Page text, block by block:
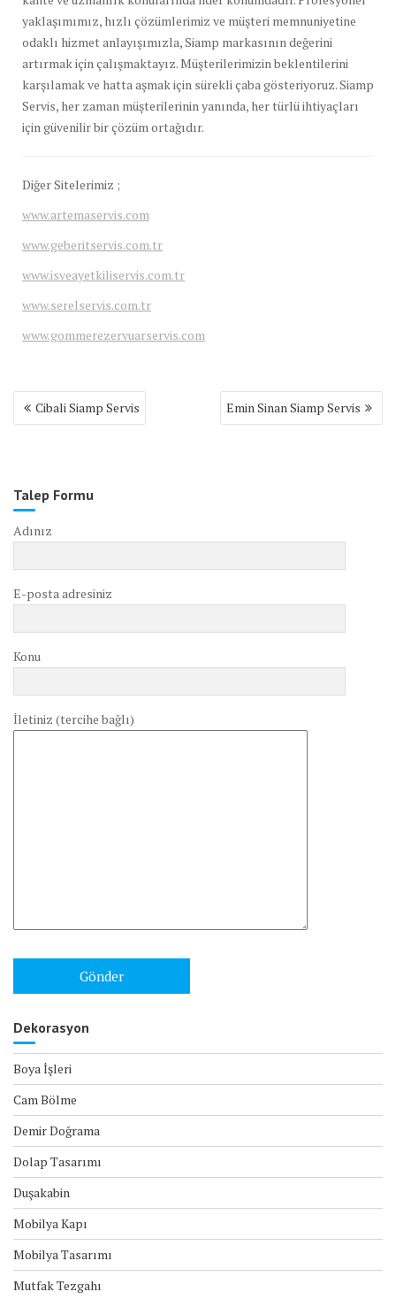
yaklaşımımız, hızlı çözümlerimiz ve müşteri memnuniyetine
odaklı hizmet anlayışımızla, Siamp markasının değerini
artırmak için çalışmaktayız. Müşterilerimizin beklentilerini
karşılamak ve hatta aşmak için sürekli çaba gösteriyoruz. Siamp
Servis, her zaman müşterilerinin yanında, her türlü ihtiyaçları
için güvenilir bir çözüm ortağıdır.
Diğer Sitelerimiz ;
www.artemaservis.com
www.geberitservis.com.tr
www.isveayetkiliservis.com.tr
www.serelservis.com.tr
www.gommerezervuarservis.com
Yazı
gezinmesi
Cibali Siamp Servis Emin Sinan Siamp Servis
Talep Formu
Adınız
E-posta adresiniz
Konu
İletiniz (tercihe bağlı)
Dekorasyon
Boya İşleri
Cam Bölme
Demir Doğrama
Dolap Tasarımı
Duşakabin
Mobilya Kapı
Mobilya Tasarımı
Mutfak Tezgahı